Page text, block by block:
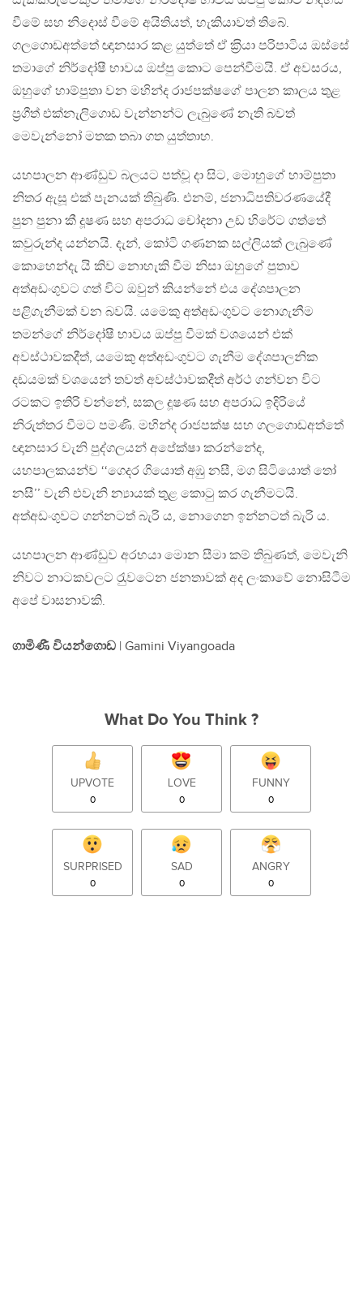
වීමේ සහ නිදොස් වීමේ අයිතියත්, හැකියාවත් තිබේ.
ගලගොඩඅත්තේ ඥානසාර කළ යුත්තේ ඒ ක‍්‍රියා පරිපාටිය ඔස්සේ
තමාගේ නිර්දෝෂී භාවය ඔප්පු කොට පෙන්වීමයි. ඒ අවසරය,
ඔහුගේ හාම්පුතා වන මහින්ද රාජපක්ෂගේ පාලන කාලය තුළ
ප‍්‍රගීත් එක්නැලිගොඩ වැන්නන්ට ලැබුණේ නැති බවත්
මෙවැන්නෝ මතක තබා ගත යුත්තාහ.
යහපාලන ආණ්ඩුව බලයට පත්වූ දා සිට, මොහුගේ හාම්පුතා
නිතර ඇසූ එක් පැනයක් තිබුණි. එනම්, ජනාධිපතිවරණයේදී
පුන පුනා කී දූෂණ සහ අපරාධ චෝදනා උඩ හිරේට ගත්තේ
කවුරුන්ද යන්නයි. දැන්, කෝටි ගණනක සල්ලියක් ලැබුණේ
කොහෙන්දැ යි කිව නොහැකි වීම නිසා ඔහුගේ පුතාව
අත්අඩංගුවට ගත් විට ඔවුන් කියන්නේ එය දේශපාලන
පළිගැනීමක් වන බවයි. යමෙකු අත්අඩංගුවට නොගැනීම
තමන්ගේ නිර්දෝෂී භාවය ඔප්පු වීමක් වශයෙන් එක්
අවස්ථාවකදීත්, යමෙකු අත්අඩංගුවට ගැනීම දේශපාලනික
දඩයමක් වශයෙන් තවත් අවස්ථාවකදීත් අර්ථ ගන්වන විට
රටකට ඉතිරි වන්නේ, සකල දූෂණ සහ අපරාධ ඉදිරියේ
නිරුත්තර වීමට පමණි. මහින්ද රාජපක්ෂ සහ ගලගොඩඅත්තේ
ඥානසාර වැනි පුද්ගලයන් අපේක්ෂා කරන්නේද,
යහපාලකයන්ව ‘‘ගෙදර ගියොත් අඹු නසී, මග සිටියොත් තෝ
නසී’’ වැනි එවැනි න්‍යායක් තුළ කොටු කර ගැනීමටයි.
අත්අඩංගුවට ගන්නටත් බැරි ය, නොගෙන ඉන්නටත් බැරි ය.
යහපාලන ආණ්ඩුව අරභයා මොන සීමා කම් තිබුණත්, මෙවැනි
නිවට නාටකවලට රැුවටෙන ජනතාවක් අද ලංකාවේ නොසිටීම
අපේ වාසනාවකි.
ගාමිණී වියන්ගොඩ | Gamini Viyangoada
What Do You Think ?
UPVOTE
0
LOVE
0
FUNNY
0
SURPRISED
0
SAD
0
ANGRY
0